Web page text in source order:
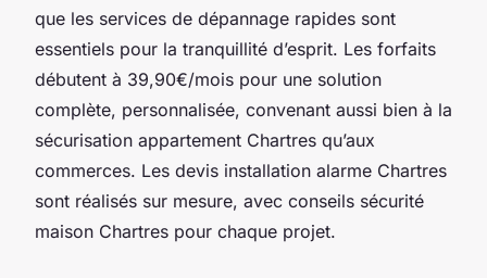
que les services de dépannage rapides sont
essentiels pour la tranquillité d’esprit. Les forfaits
débutent à 39,90€/mois pour une solution
complète, personnalisée, convenant aussi bien à la
sécurisation appartement Chartres qu’aux
commerces. Les devis installation alarme Chartres
sont réalisés sur mesure, avec conseils sécurité
maison Chartres pour chaque projet.